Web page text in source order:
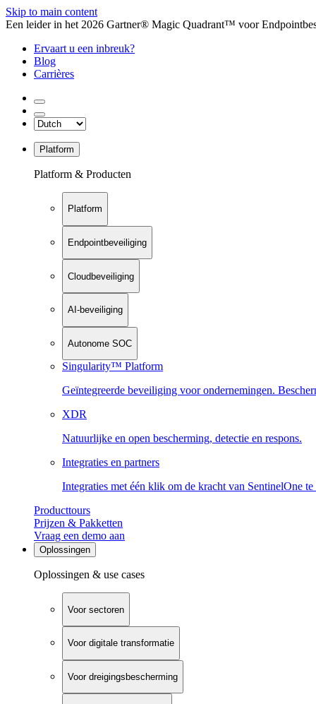
Skip to main content
Een leider in het 2026 Gartner® Magic Quadrant™ voor
Ervaart u een inbreuk?
Blog
Carrières
Platform
Platform & Producten
Platform
Endpointbeveiliging
Cloudbeveiliging
AI-beveiliging
Autonome SOC
Singularity™ Platform
Geïntegreerde beveiliging voor ondernemingen.
XDR
Natuurlijke en open bescherming, detectie en respons.
Integraties en partners
Integraties met één klik om de kracht van SentinelOne te
Producttours
Prijzen & Pakketten
Vraag een demo aan
Oplossingen
Oplossingen & use cases
Voor sectoren
Voor digitale transformatie
Voor dreigingsbescherming